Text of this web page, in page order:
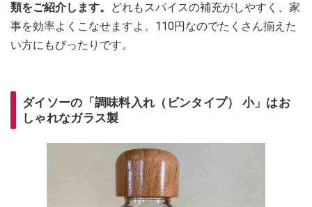
類をご紹介します。
どれもスパイスの補充がしやすく、家
事を効率よくこなせますよ。110円なのでたくさん揃えた
い方にもぴったりです。
ダイソーの「調味料入れ（ビンタイプ） 小」はお
しゃれなガラス製